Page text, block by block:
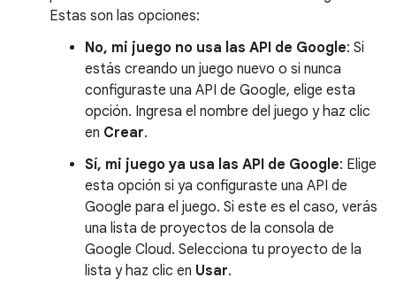
Estas son las opciones:
No, mi juego no usa las API de Google: Si
estás creando un juego nuevo o si nunca
configuraste una API de Google, elige esta
opción. Ingresa el nombre del juego y haz clic
en Crear.
Sí, mi juego ya usa las API de Google: Elige
esta opción si ya configuraste una API de
Google para el juego. Si este es el caso, verás
una lista de proyectos de la consola de
Google Cloud. Selecciona tu proyecto de la
lista y haz clic en Usar.